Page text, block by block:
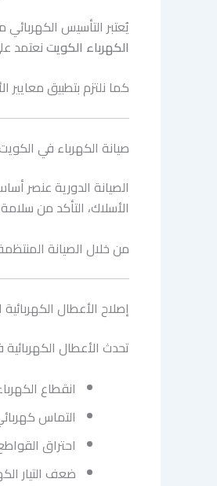
يُعتبر التأسيس
الكهرباء الكويتنعتمد
كما نلتزم بتطبيق
صيانة الكهرباء في
الصيانة الدورية عنصر
الأسلاك، التأكد من
من خلال الصيانة
إصلاح الأعطال الكهربائية
تحدث الأعطال
انقطاع
التماس
احتراق
ضعف التيار